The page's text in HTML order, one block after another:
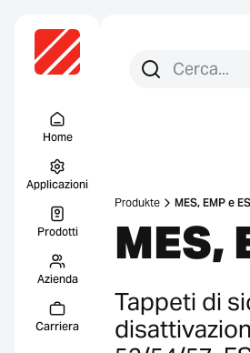
Home
Applicazioni
Prodotti
Azienda
Carriera
Cerca per:
Ricerca
Produkte MES, EMP e
MES,
Tappeti di